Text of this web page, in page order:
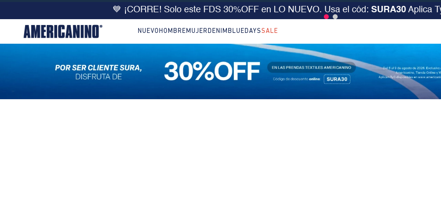
💙 ¡CORRE! Solo este FDS 30%OFF en LO NUEVO. Usa el cód: SURA30 Aplica
NUEVO HOMBRE MUJER DENIM BLUEDAYSSALE